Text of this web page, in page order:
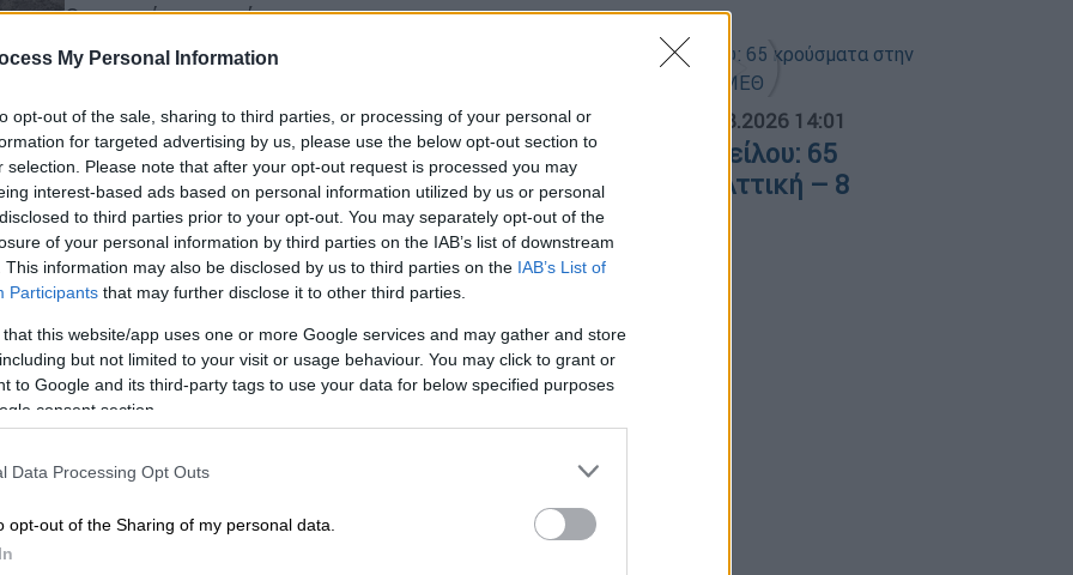
My Personal Information
opt-out of the sale, sharing to third parties, or processing of your personal or
for targeted advertising by us, please use the below opt-out section to
selection. Please note that after your opt-out request is processed you may
interest-based ads based on personal information utilized by us or personal
to third parties prior to your opt-out. You may separately opt-out of the
of your personal information by third parties on the IAB’s list of downstream
This information may also be disclosed by us to third parties on the IAB’s List of
Participants that may further disclose it to other third parties.
that this website/app uses one or more Google services and may gather and store
but not limited to your visit or usage behaviour. You may click to grant or
to Google and its third-party tags to use your data for below specified purposes
consent section.
Data Processing Opt Outs
opt-out of the Sharing of my personal data.
Οι σοροί των ομήρων, που
παραδόθηκαν στον ισραηλινό στρατό
και τη Σιν Μπετ, την υπηρεσία
εσωτερικής ασφαλείας, θα
μεταφερθούν στο Ισραήλ
Ιστορία|26.10.2025 13:50
Από τι ξεκληρίστηκε ο στρατός
του Ναπολέοντα; Η έρευνα που
δίνει νέες απαντήσεις
Ειδικοί εξέτασαν 13 δόντια που είχαν
βρεθεί σε ομαδικό τάφο στη
ΑΠΟΣΠΑΣΜΑΤΑ... 08.08.2026 14:01
Ιός του Δυτικού Νείλου: 65
κρούσματα στην Αττική – 8
ασθενείς σε ΜΕΘ